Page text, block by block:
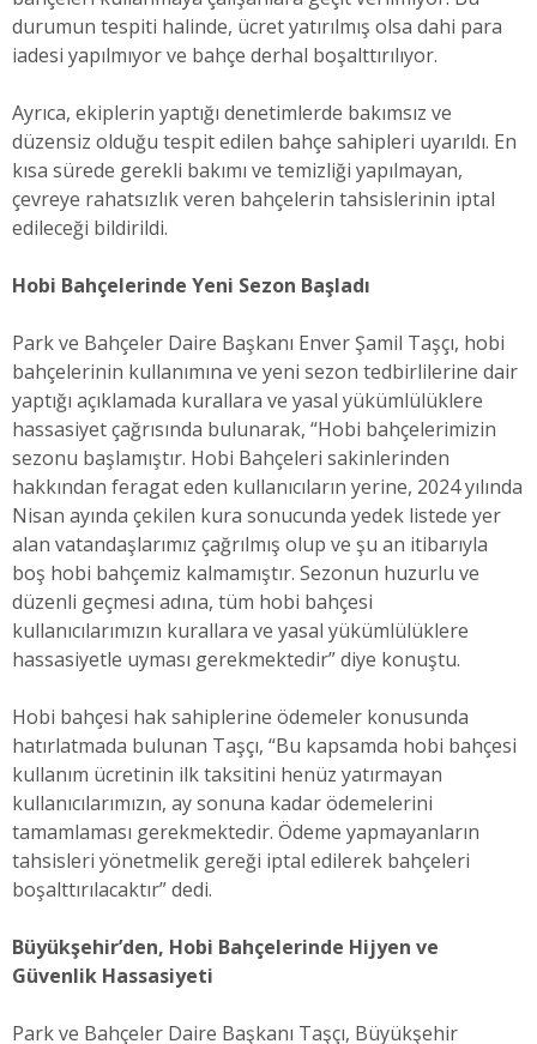
durumun tespiti halinde, ücret yatırılmış olsa dahi para
iadesi yapılmıyor ve bahçe derhal boşalttırılıyor.
Ayrıca, ekiplerin yaptığı denetimlerde bakımsız ve
düzensiz olduğu tespit edilen bahçe sahipleri uyarıldı. En
kısa sürede gerekli bakımı ve temizliği yapılmayan,
çevreye rahatsızlık veren bahçelerin tahsislerinin iptal
edileceği bildirildi.
Hobi Bahçelerinde Yeni Sezon Başladı
Park ve Bahçeler Daire Başkanı Enver Şamil Taşçı, hobi
bahçelerinin kullanımına ve yeni sezon tedbirlilerine dair
yaptığı açıklamada kurallara ve yasal yükümlülüklere
hassasiyet çağrısında bulunarak, “Hobi bahçelerimizin
sezonu başlamıştır. Hobi Bahçeleri sakinlerinden
hakkından feragat eden kullanıcıların yerine, 2024 yılında
Nisan ayında çekilen kura sonucunda yedek listede yer
alan vatandaşlarımız çağrılmış olup ve şu an itibarıyla
boş hobi bahçemiz kalmamıştır. Sezonun huzurlu ve
düzenli geçmesi adına, tüm hobi bahçesi
kullanıcılarımızın kurallara ve yasal yükümlülüklere
hassasiyetle uyması gerekmektedir” diye konuştu.
Hobi bahçesi hak sahiplerine ödemeler konusunda
hatırlatmada bulunan Taşçı, “Bu kapsamda hobi bahçesi
kullanım ücretinin ilk taksitini henüz yatırmayan
kullanıcılarımızın, ay sonuna kadar ödemelerini
tamamlaması gerekmektedir. Ödeme yapmayanların
tahsisleri yönetmelik gereği iptal edilerek bahçeleri
boşalttırılacaktır” dedi.
Büyükşehir’den, Hobi Bahçelerinde Hijyen ve
Güvenlik Hassasiyeti
Park ve Bahçeler Daire Başkanı Taşçı, Büyükşehir